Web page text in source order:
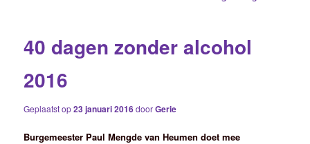
40 dagen zonder alcohol
2016
Geplaatst op23 januari 2016doorGerie
Burgemeester Paul Mengde van Heumen doet mee